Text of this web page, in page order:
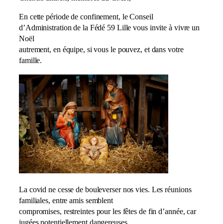
En cette période de confinement, le Conseil
d’Administration de la Fédé 59 Lille vous invite à vivre un
Noël
autrement, en équipe, si vous le pouvez, et dans votre
famille.
La covid ne cesse de bouleverser nos vies. Les réunions
familiales, entre amis semblent
compromises, restreintes pour les fêtes de fin d’année, car